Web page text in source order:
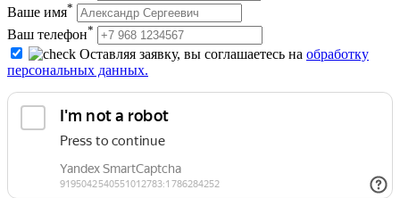
Ваше имя*
Ваш телефон*
Оставляя заявку, вы соглашаетесь на обработку
персональных данных.